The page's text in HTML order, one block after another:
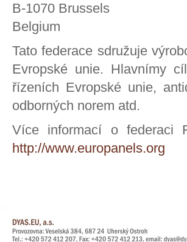
B-1070 Brussels
Belgium
Tato federace sdružuje
Evropské unie. Hlavnímy
řízeních Evropské unie,
odborných norem atd.
Více informací o federaci
http://www.europanels.org